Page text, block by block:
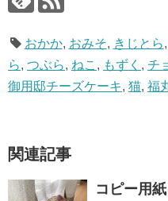
おかか, おみそ, きじとら,
ら, つぶら, ねこ , もずく , チ
御用邸チーズケーキ, 猫, 福
関連記事
コピー用